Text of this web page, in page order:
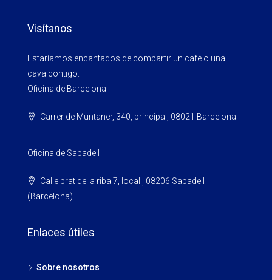
Visítanos
Estaríamos encantados de compartir un café o una
cava contigo.
Oficina de Barcelona
Carrer de Muntaner, 340, principal, 08021 Barcelona
Oficina de Sabadell
Calle prat de la riba 7, local , 08206 Sabadell
(Barcelona)
Enlaces útiles
Sobre nosotros